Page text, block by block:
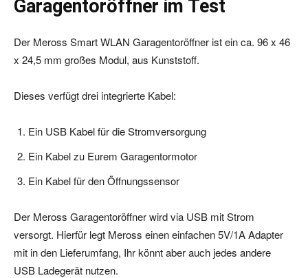
Garagentoröffner im Test
Der Meross Smart WLAN Garagentoröffner ist ein ca. 96 x 46
x 24,5 mm großes Modul, aus Kunststoff.
Dieses verfügt drei integrierte Kabel:
Ein USB Kabel für die Stromversorgung
Ein Kabel zu Eurem Garagentormotor
Ein Kabel für den Öffnungssensor
Der Meross Garagentoröffner wird via USB mit Strom
versorgt. Hierfür legt Meross einen einfachen 5V/1A Adapter
mit in den Lieferumfang, Ihr könnt aber auch jedes andere
USB Ladegerät nutzen.